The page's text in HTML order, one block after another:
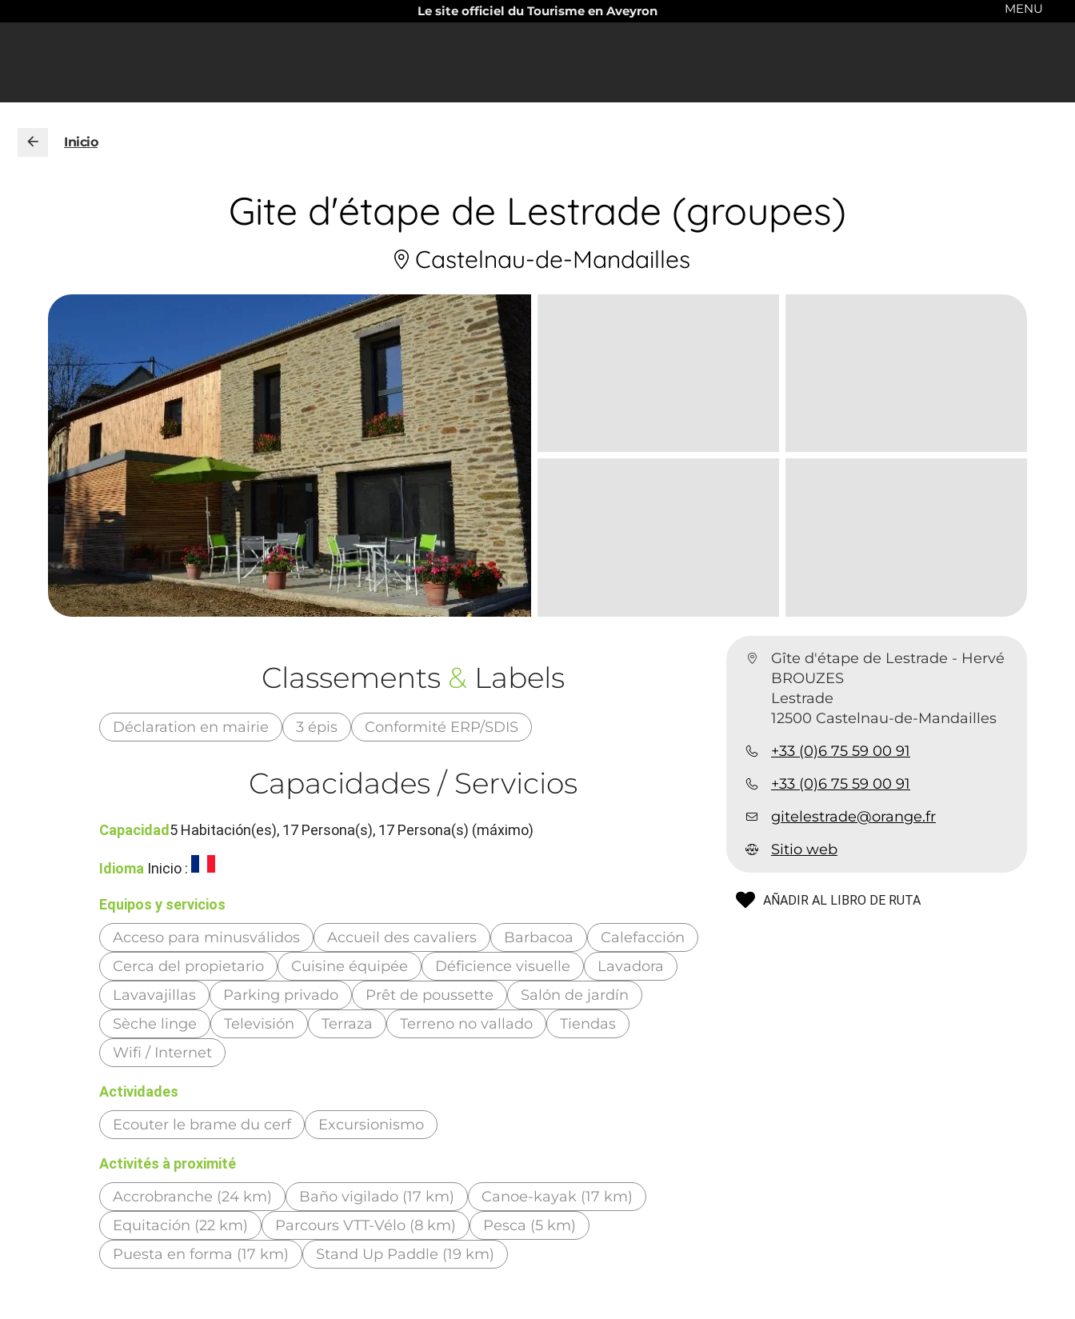
Le site officiel du Tourisme en Aveyron MENU
Inicio
Gite d'étape de Lestrade (groupes)
Castelnau-de-Mandailles
Gîte d'étape de Lestrade - Hervé
BROUZES
Lestrade
12500 Castelnau-de-Mandailles
+33 (0)6 75 59 00 91
+33 (0)6 75 59 00 91
gitelestrade@orange.fr
Sitio web
AÑADIR AL LIBRO DE RUTA
Classements & Labels
Déclaration en mairie 3 épis Conformité ERP/SDIS
Capacidades / Servicios
Capacidad5 Habitación(es), 17 Persona(s), 17 Persona(s) (máximo)
Idioma Inicio :
Equipos y servicios
Acceso para minusválidos Accueil des cavaliers Barbacoa
Calefacción
Cerca del propietario
Cuisine équipée Déficience visuelle
Lavadora
Lavavajillas
Parking privado Prêt de poussette
Salón de jardín
Sèche linge
Televisión Terraza Terreno no vallado
Tiendas
Wifi / Internet
Actividades
Ecouter le brame du cerf Excursionismo
Activités à proximité
Accrobranche (24 km) Baño vigilado (17 km)
Canoe-kayak (17 km)
Equitación (22 km)
Parcours VTT-Vélo (8 km)
Pesca (5 km)
Puesta en forma (17 km)
Stand Up Paddle (19 km)